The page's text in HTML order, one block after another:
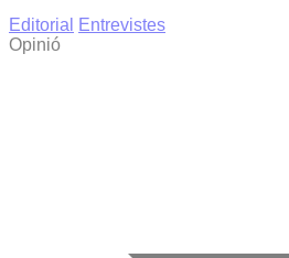
Editorial
Entrevistes
Opinió